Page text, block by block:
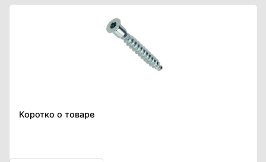
Коротко о товаре